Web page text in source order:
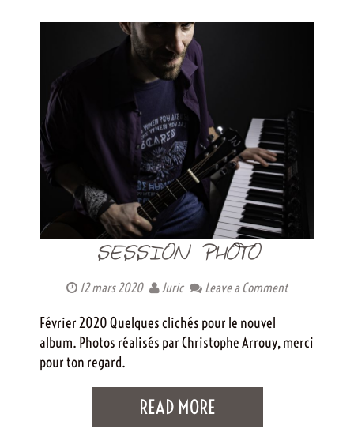
SESSION PHOTO
12 mars 2020 Juric Leave a Comment
Février 2020 Quelques clichés pour le nouvel
album. Photos réalisés par Christophe Arrouy, merci
pour ton regard.
READ MORE